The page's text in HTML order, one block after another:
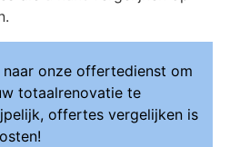
onze offertedienst om
totaalrenovatie te
offertes vergelijken is